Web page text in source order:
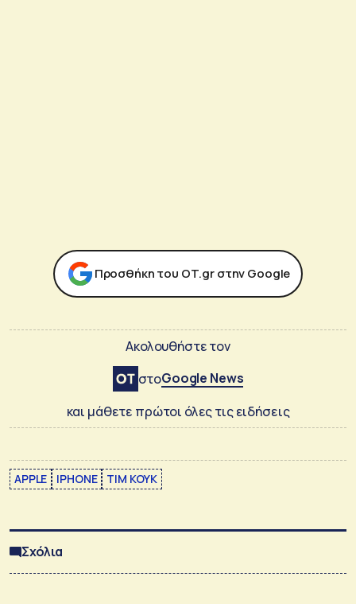
Προσθήκη του ΟΤ.gr στην Google
Ακολουθήστε τον
στοGoogle News
και μάθετε πρώτοι όλες τις ειδήσεις
APPLE IPHONE ΤΙΜ ΚΟΥΚ
Σχόλια